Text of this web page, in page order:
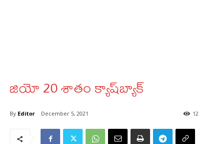
జియో 20 శాతం క్యాష్‌బ్యాక్‌
By Editor December 5, 2021 12